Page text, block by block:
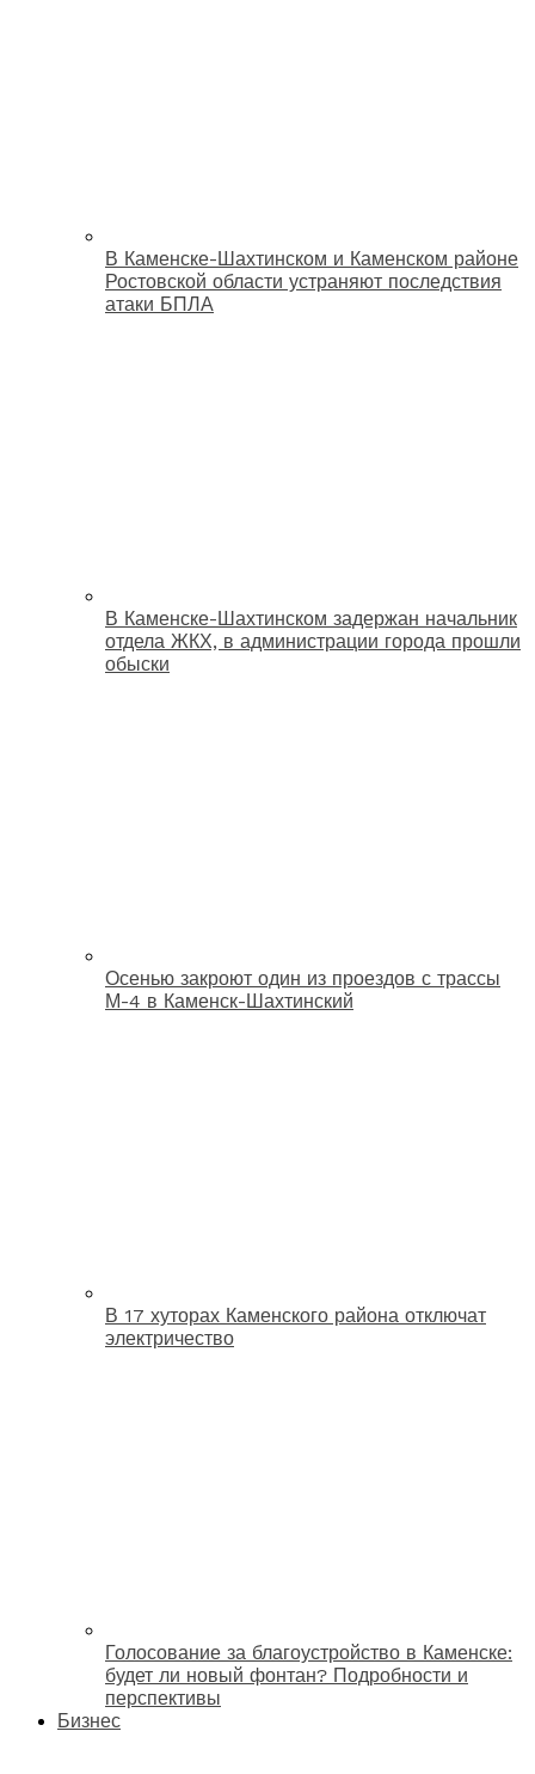
В Каменске-Шахтинском и Каменском районе
Ростовской области устраняют последствия
атаки БПЛА
В Каменске-Шахтинском задержан начальник
отдела ЖКХ, в администрации города прошли
обыски
Осенью закроют один из проездов с трассы
М-4 в Каменск-Шахтинский
В 17 хуторах Каменского района отключат
электричество
Голосование за благоустройство в Каменске:
будет ли новый фонтан? Подробности и
перспективы
Бизнес